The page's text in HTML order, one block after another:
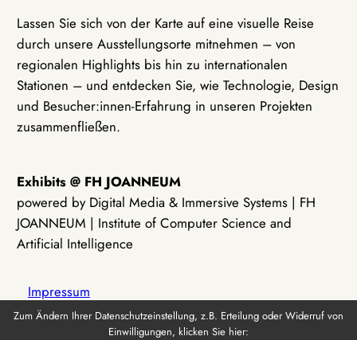
Lassen Sie sich von der Karte auf eine visuelle Reise
durch unsere Ausstellungsorte mitnehmen – von
regionalen Highlights bis hin zu internationalen
Stationen – und entdecken Sie, wie Technologie, Design
und Besucher:innen-Erfahrung in unseren Projekten
zusammenfließen.
Exhibits @ FH JOANNEUM
powered by Digital Media & Immersive Systems | FH
JOANNEUM | Institute of Computer Science and
Artificial Intelligence
Impressum
Zum Ändern Ihrer Datenschutzeinstellung, z.B. Erteilung oder Widerruf von
Einwilligungen, klicken Sie hier: